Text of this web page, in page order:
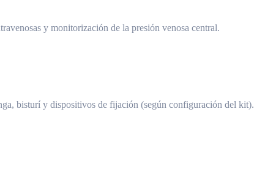
y monitorización de la presión venosa central.
bisturí y dispositivos de fijación (según configuración del kit).